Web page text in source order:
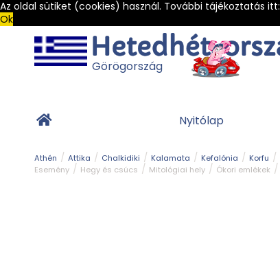
Az oldal sütiket (cookies) használ. További tájékoztatás itt:
Ok
Görögország
Nyitólap
Athén Attika Chalkidiki Kalamata Kefalónia Korfu
Esemény
Hegy és csúcs Mitológiai hely Ókori emlékek